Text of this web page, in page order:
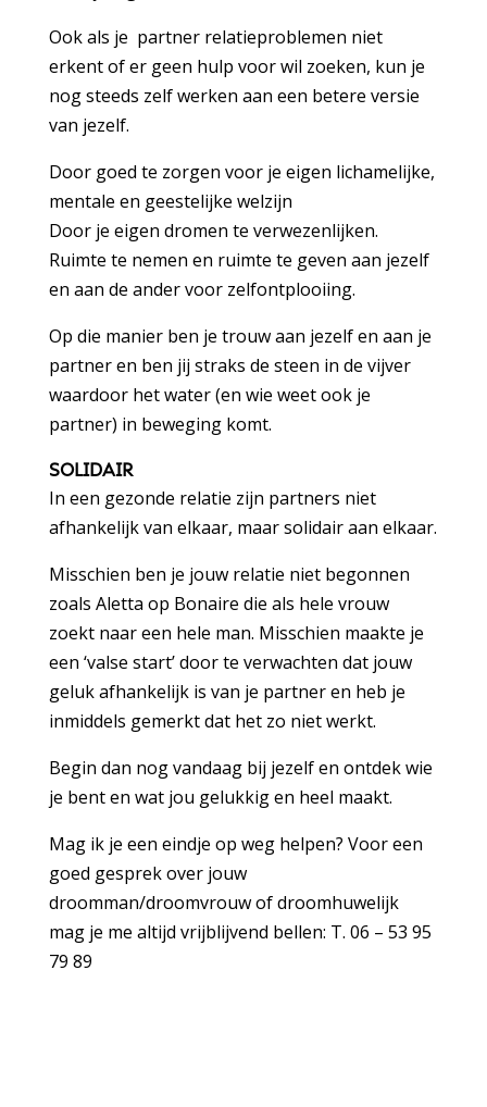
Ook als je partner relatieproblemen niet
erkent of er geen hulp voor wil zoeken, kun je
nog steeds zelf werken aan een betere versie
van jezelf.
Door goed te zorgen voor je eigen lichamelijke,
mentale en geestelijke welzijn
Door je eigen dromen te verwezenlijken.
Ruimte te nemen en ruimte te geven aan jezelf
en aan de ander voor zelfontplooiing.
Op die manier ben je trouw aan jezelf en aan je
partner en ben jij straks de steen in de vijver
waardoor het water (en wie weet ook je
partner) in beweging komt.
SOLIDAIR
In een gezonde relatie zijn partners niet
afhankelijk van elkaar, maar solidair aan elkaar.
Misschien ben je jouw relatie niet begonnen
zoals Aletta op Bonaire die als hele vrouw
zoekt naar een hele man. Misschien maakte je
een ‘valse start’ door te verwachten dat jouw
geluk afhankelijk is van je partner en heb je
inmiddels gemerkt dat het zo niet werkt.
Begin dan nog vandaag bij jezelf en ontdek wie
je bent en wat jou gelukkig en heel maakt.
Mag ik je een eindje op weg helpen? Voor een
goed gesprek over jouw
droomman/droomvrouw of droomhuwelijk
mag je me altijd vrijblijvend bellen: T. 06 – 53 95
79 89